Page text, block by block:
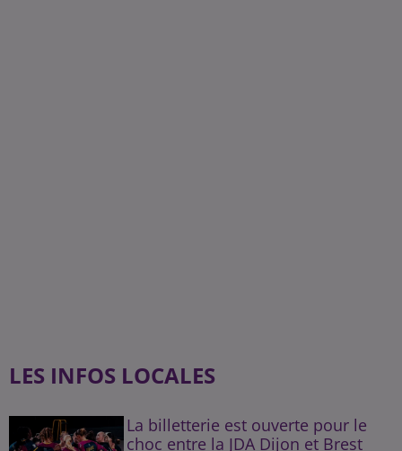
LES INFOS LOCALES
La billetterie est ouverte pour le
choc entre la JDA Dijon et Brest